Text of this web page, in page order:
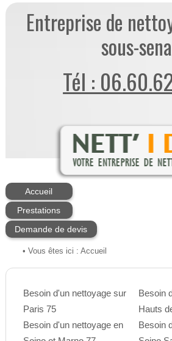
Entreprise de
sous-
Tél :
Accueil
Prestations
Demande de devis
• Vous êtes ici : Accueil
Besoin d'un nettoyage sur
Paris 75
Besoin d'un nettoyage en
Besoin
Hauts
Besoin